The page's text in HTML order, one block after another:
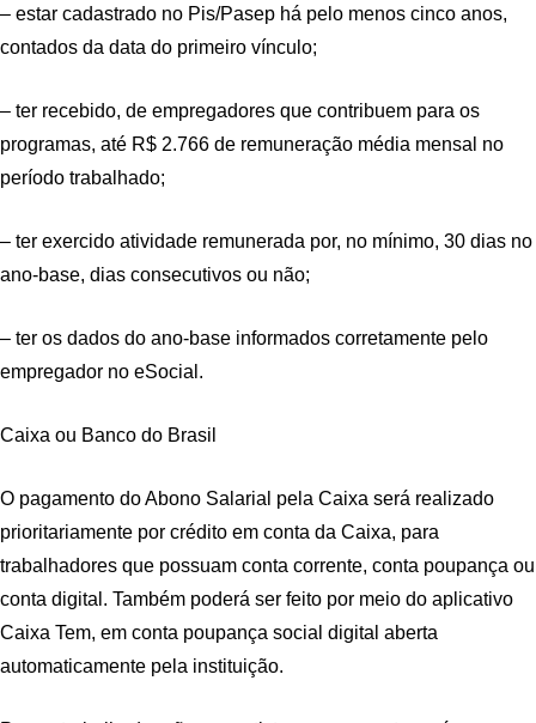
– estar cadastrado no Pis/Pasep há pelo menos cinco anos,
contados da data do primeiro vínculo;
– ter recebido, de empregadores que contribuem para os
programas, até R$ 2.766 de remuneração média mensal no
período trabalhado;
– ter exercido atividade remunerada por, no mínimo, 30 dias no
ano-base, dias consecutivos ou não;
– ter os dados do ano-base informados corretamente pelo
empregador no eSocial.
Caixa ou Banco do Brasil
O pagamento do Abono Salarial pela Caixa será realizado
prioritariamente por crédito em conta da Caixa, para
trabalhadores que possuam conta corrente, conta poupança ou
conta digital. Também poderá ser feito por meio do aplicativo
Caixa Tem, em conta poupança social digital aberta
automaticamente pela instituição.